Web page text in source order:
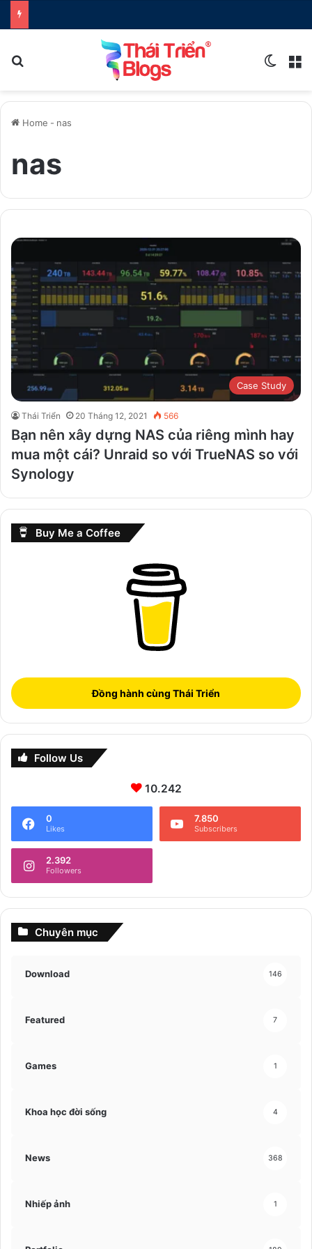
Home - nas
nas
Case Study
Thái Triển 20 Tháng 12, 2021 566
Bạn nên xây dựng NAS của riêng mình hay
mua một cái? Unraid so với TrueNAS so với
Synology
Buy Me a Coffee
Đồng hành cùng Thái Triển
Follow Us
10.242
0
Likes
7.850
Subscribers
2.392
Followers
Chuyên mục
Download 146
Featured 7
Games 1
Khoa học đời sống 4
News 368
Nhiếp ảnh 1